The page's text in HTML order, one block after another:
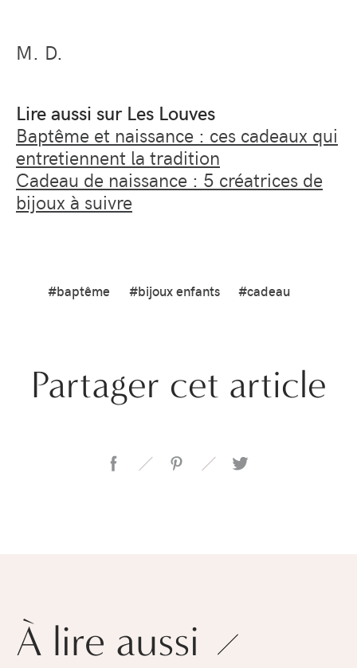
M. D.
Lire aussi sur Les Louves
Baptême et naissance : ces cadeaux qui
entretiennent la tradition
Cadeau de naissance : 5 créatrices de
bijoux à suivre
#baptême #bijoux enfants #cadeau
Partager cet article
À lire aussi